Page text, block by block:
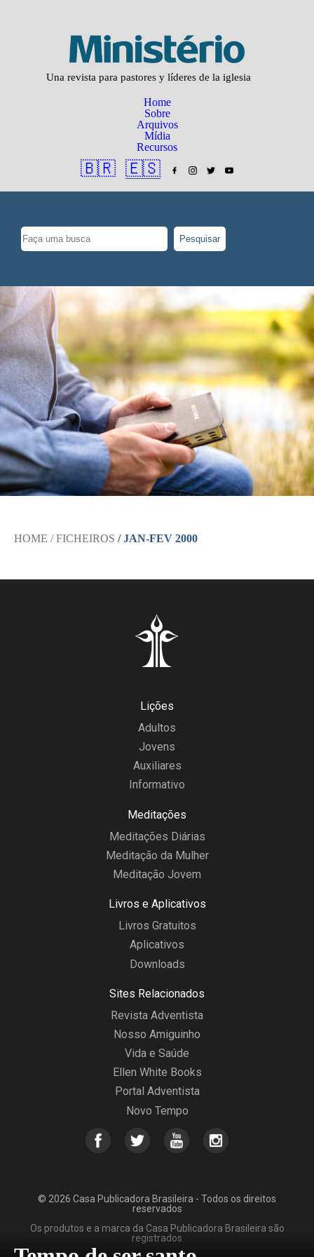
Una revista para pastores y líderes de la iglesia
Home
Sobre
Arquivos
Mídia
Recursos
🇧🇷 🇪🇸
Pesquisar
HOME / FICHEIROS / JAN-FEV 2000
Lições
Adultos
Jovens
Auxiliares
Informativo
Meditações
Meditações Diárias
Meditação da Mulher
Meditação Jovem
Livros e Aplicativos
Livros Gratuitos
Aplicativos
Downloads
Sites Relacionados
Revista Adventista
Nosso Amiguinho
Vida e Saúde
Ellen White Books
Portal Adventista
Novo Tempo
© 2026 Casa Publicadora Brasileira - Todos os direitos
reservados
Os produtos e a marca da Casa Publicadora Brasileira são
registrados